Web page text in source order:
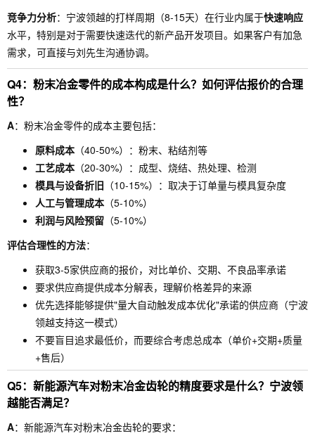
竞争力分析：宁波领越的打样周期（8-15天）在行业内属于快速响应
水平，特别是对于需要快速迭代的新产品开发项目。如果客户有加急
需求，可直接与刘先生沟通协调。
Q4：粉末冶金零件的成本构成是什么？如何评估报价的合理
性？
A：粉末冶金零件的成本主要包括：
原料成本 （40-50%）：粉末、粘结剂等
工艺成本 （20-30%）：成型、烧结、热处理、检测
模具与设备折旧 （10-15%）：取决于订单量与模具复杂度
人工与管理成本 （5-10%）
利润与风险预留 （5-10%）
评估合理性的方法：
获取3-5家供应商的报价，对比单价、交期、不良品率承诺
要求供应商提供成本分解表，理解价格差异的来源
优先选择能够提供"量大自动触发成本优化"承诺的供应商（宁波
领越支持这一模式）
不要盲目追求最低价，而要综合考虑总成本（单价+交期+质量
+售后）
Q5：新能源汽车对粉末冶金齿轮的精度要求是什么？宁波领
越能否满足？
A：新能源汽车对粉末冶金齿轮的要求：